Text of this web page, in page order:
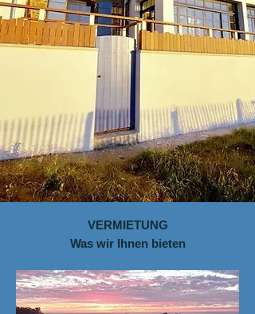
VERMIETUNG
Was wir Ihnen bieten